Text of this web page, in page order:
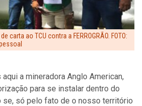
carta ao TCU contra a FERROGRÃO. FOTO:
a mineradora Anglo American,
para se instalar dentro do
se, só pelo fato de o nosso território